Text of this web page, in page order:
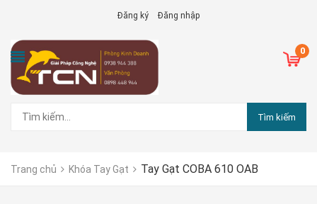
Đăng ký Đăng nhập
0
Tìm kiếm
Trang chủ Khóa Tay Gạt Tay Gạt COBA 610 OAB